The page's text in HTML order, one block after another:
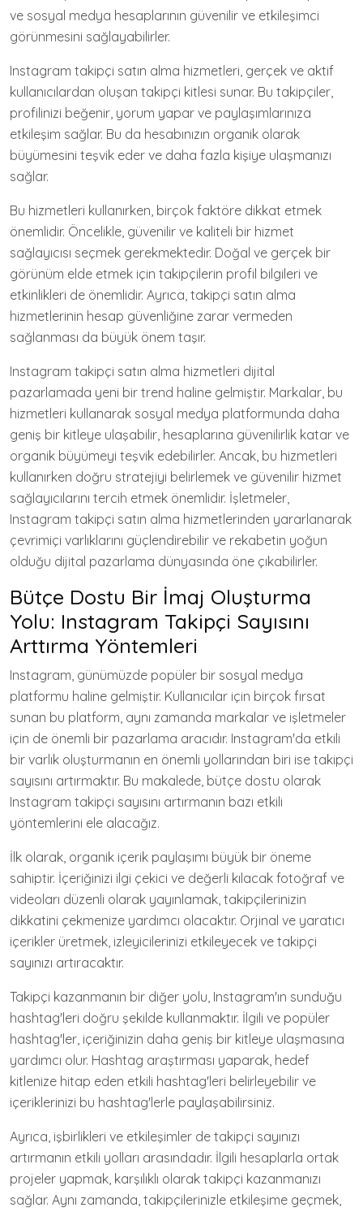
ve sosyal medya hesaplarının güvenilir ve etkileşimci
görünmesini sağlayabilirler.
Instagram takipçi satın alma hizmetleri, gerçek ve aktif
kullanıcılardan oluşan takipçi kitlesi sunar. Bu takipçiler,
profilinizi beğenir, yorum yapar ve paylaşımlarınıza
etkileşim sağlar. Bu da hesabınızın organik olarak
büyümesini teşvik eder ve daha fazla kişiye ulaşmanızı
sağlar.
Bu hizmetleri kullanırken, birçok faktöre dikkat etmek
önemlidir. Öncelikle, güvenilir ve kaliteli bir hizmet
sağlayıcısı seçmek gerekmektedir. Doğal ve gerçek bir
görünüm elde etmek için takipçilerin profil bilgileri ve
etkinlikleri de önemlidir. Ayrıca, takipçi satın alma
hizmetlerinin hesap güvenliğine zarar vermeden
sağlanması da büyük önem taşır.
Instagram takipçi satın alma hizmetleri dijital
pazarlamada yeni bir trend haline gelmiştir. Markalar, bu
hizmetleri kullanarak sosyal medya platformunda daha
geniş bir kitleye ulaşabilir, hesaplarına güvenilirlik katar ve
organik büyümeyi teşvik edebilirler. Ancak, bu hizmetleri
kullanırken doğru stratejiyi belirlemek ve güvenilir hizmet
sağlayıcılarını tercih etmek önemlidir. İşletmeler,
Instagram takipçi satın alma hizmetlerinden yararlanarak
çevrimiçi varlıklarını güçlendirebilir ve rekabetin yoğun
olduğu dijital pazarlama dünyasında öne çıkabilirler.
Bütçe Dostu Bir İmaj Oluşturma
Yolu: Instagram Takipçi Sayısını
Arttırma Yöntemleri
Instagram, günümüzde popüler bir sosyal medya
platformu haline gelmiştir. Kullanıcılar için birçok fırsat
sunan bu platform, aynı zamanda markalar ve işletmeler
için de önemli bir pazarlama aracıdır. Instagram'da etkili
bir varlık oluşturmanın en önemli yollarından biri ise takipçi
sayısını artırmaktır. Bu makalede, bütçe dostu olarak
Instagram takipçi sayısını artırmanın bazı etkili
yöntemlerini ele alacağız.
İlk olarak, organik içerik paylaşımı büyük bir öneme
sahiptir. İçeriğinizi ilgi çekici ve değerli kılacak fotoğraf ve
videoları düzenli olarak yayınlamak, takipçilerinizin
dikkatini çekmenize yardımcı olacaktır. Orjinal ve yaratıcı
içerikler üretmek, izleyicilerinizi etkileyecek ve takipçi
sayınızı artıracaktır.
Takipçi kazanmanın bir diğer yolu, Instagram'ın sunduğu
hashtag'leri doğru şekilde kullanmaktır. İlgili ve popüler
hashtag'ler, içeriğinizin daha geniş bir kitleye ulaşmasına
yardımcı olur. Hashtag araştırması yaparak, hedef
kitlenize hitap eden etkili hashtag'leri belirleyebilir ve
içeriklerinizi bu hashtag'lerle paylaşabilirsiniz.
Ayrıca, işbirlikleri ve etkileşimler de takipçi sayınızı
artırmanın etkili yolları arasındadır. İlgili hesaplarla ortak
projeler yapmak, karşılıklı olarak takipçi kazanmanızı
sağlar. Aynı zamanda, takipçilerinizle etkileşime geçmek,